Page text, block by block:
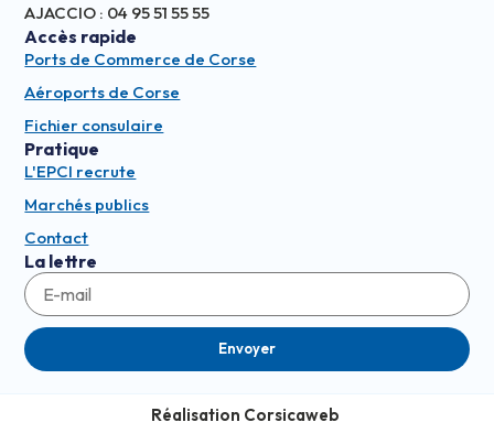
AJACCIO : 04 95 51 55 55
Accès rapide
Ports de Commerce de Corse
Aéroports de Corse
Fichier consulaire
Pratique
L'EPCI recrute
Marchés publics
Contact
La lettre
Envoyer
Réalisation Corsicaweb